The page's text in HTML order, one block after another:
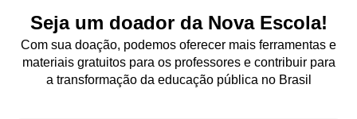
Seja um doador da Nova Escola!
Com sua doação, podemos oferecer mais ferramentas e
materiais gratuitos para os professores e contribuir para
a transformação da educação pública no Brasil